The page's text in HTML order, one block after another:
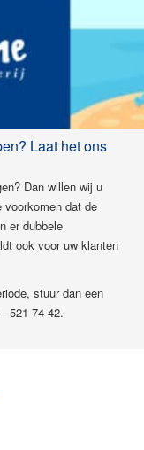
Laat het ons
Dan willen wij u
dat de
er dubbele
ook voor uw klanten
stuur dan een
521 74 42.